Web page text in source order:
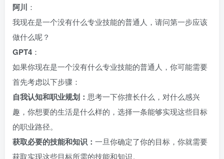
阿川 ：
我现在是一个没有什么专业技能的普通人，请问第一步应该
做什么呢？
GPT4 ：
如果你现在是一个没有什么专业技能的普通人，你可能需要
首先考虑以下步骤：
自我认知和职业规划： 思考一下你擅长什么，对什么感兴
趣，你想要的生活是什么样的，选择一条能够实现这些目标
的职业路径。
获取必要的技能和知识： 一旦你确定了你的目标，你就需要
获取实现这些目标所需的技能和知识。